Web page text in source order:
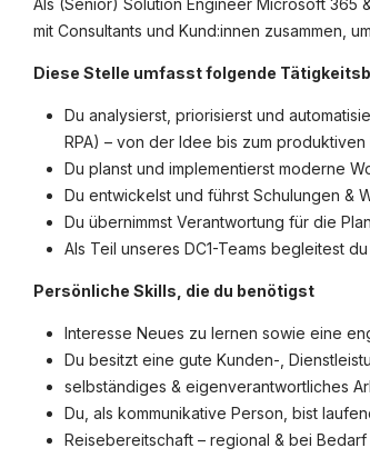
Als (Senior) Solution Engineer Microsoft 365
mit Consultants und Kund:innen zusammen,
Diese Stelle umfasst folgende
Du analysierst, priorisierst und
RPA) – von der Idee bis zum produktiven
Du planst und implementierst moderne
Du entwickelst und führst Schulungen &
Du übernimmst Verantwortung für die
Als Teil unseres DC1-Teams begleitest
Persönliche Skills, die du benötigst
Interesse Neues zu lernen sowie eine
Du besitzt eine gute Kunden-,
selbständiges & eigenverantwortliches
Du, als kommunikative Person, bist
Reisebereitschaft – regional & bei
©informatikjobs.at 2026Impressum